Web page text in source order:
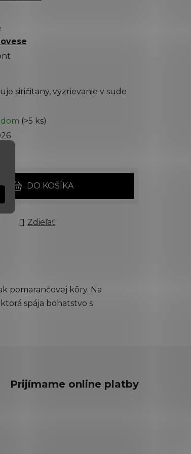
siričitany, vyzrievanie v sude
(>5 ks)
DO KOŠÍKA
Zdieľať
pomarančovej kôry. Na
spája bohatstvo s
Prijímame online platby